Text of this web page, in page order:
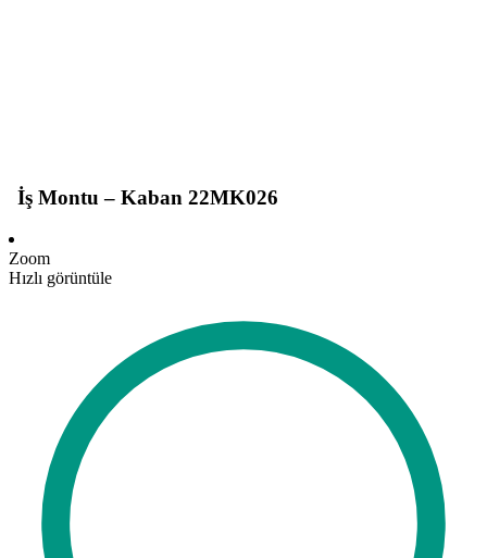
İş Montu – Kaban 22MK026
Zoom
Hızlı görüntüle